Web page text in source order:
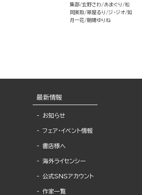
集部 玄野さわ あまぐり
松
岡実取 翠屋るり ジ・ジオ 如
月一花 朝陽ゆりね
最新情報
お知らせ
フェア・イベント情報
書店様へ
海外ライセンシー
公式SNSアカウント
作家一覧